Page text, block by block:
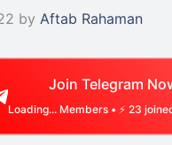
by Aftab Rahaman
Join Telegram
Loading...Members • ⚡ 23